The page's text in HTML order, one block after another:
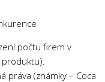
počtu firem v
produktu).
práva (známky – Coca